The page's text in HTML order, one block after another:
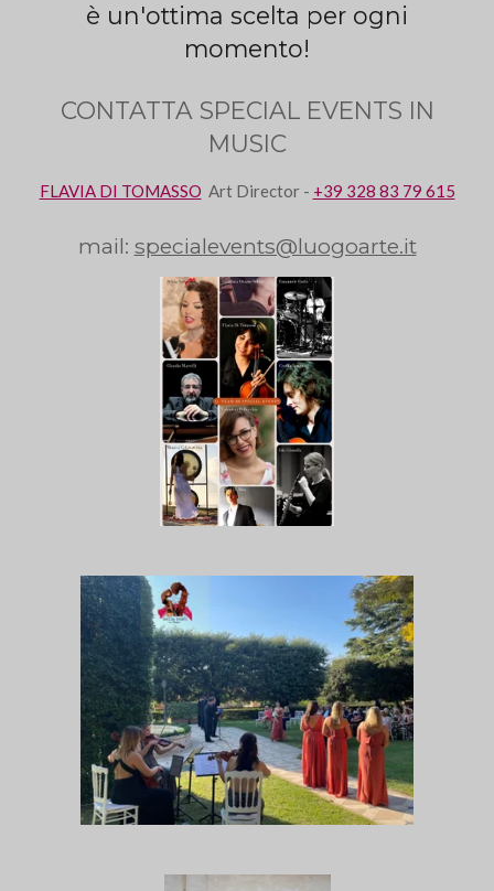
è un'ottima scelta per ogni
momento!
CONTATTA SPECIAL EVENTS IN
MUSIC
FLAVIA DI TOMASSO Art Director - +39 328 83 79 615
mail: specialevents@luogoarte.it